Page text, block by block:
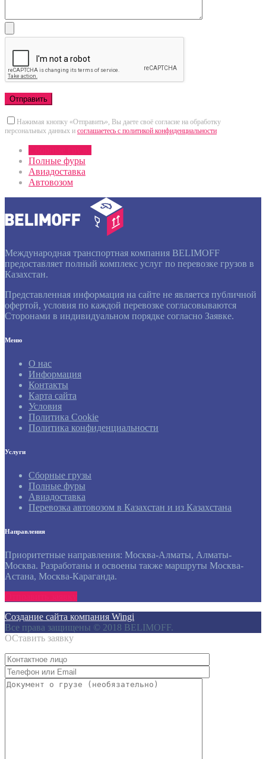
Нажимая кнопку «Отправить», Вы даете своё согласие на обработку
персональных данных и соглашаетесь с политикой конфиденциальности
Полные фуры
Авиадоставка
Автовозом
Международная транспортная компания BELIMOFF
предоставляет полный комплекс услуг по перевозке грузов в
Казахстан.
Представленная информация на сайте не является публичной
офертой, условия по каждой перевозке согласовываются
Сторонами в индивидуальном порядке согласно Заявке.
Меню
О нас
Информация
Контакты
Карта сайта
Условия
Политика Cookie
Политика конфиденциальности
Услуги
Сборные грузы
Полные фуры
Авиадоставка
Перевозка автовозом в Казахстан и из Казахстана
Направления
Приоритетные направления: Москва-Алматы, Алматы-
Москва. Разработаны и освоены также маршруты Москва-
Астана, Москва-Караганда.
Создание сайта компания Wingi
Все права защищены © 2018 BELIMOFF.
ОСтавить заявку